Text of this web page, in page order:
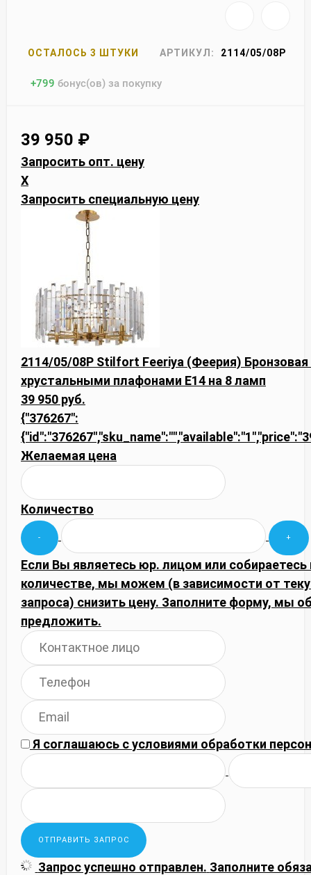
ОСТАЛОСЬ 3 ШТУКИ АРТИКУЛ: 2114/05/08P
+799 бонус(ов) за покупку
39 950 ₽
Запросить опт. цену
X
Запросить специальную цену
2114/05/08P Stilfort Feeriya (Феерия)
хрустальными плафонами E14 на 8 ламп
39 950 руб.
{"376267":
Желаемая цена
Количество
Если Вы являетесь юр. лицом или
количестве, мы можем (в зависимости от
запроса) снизить цену. Заполните форму, мы
предложить.
Я соглашаюсь сусловиями обработки
Запрос успешно отправлен. Заполните